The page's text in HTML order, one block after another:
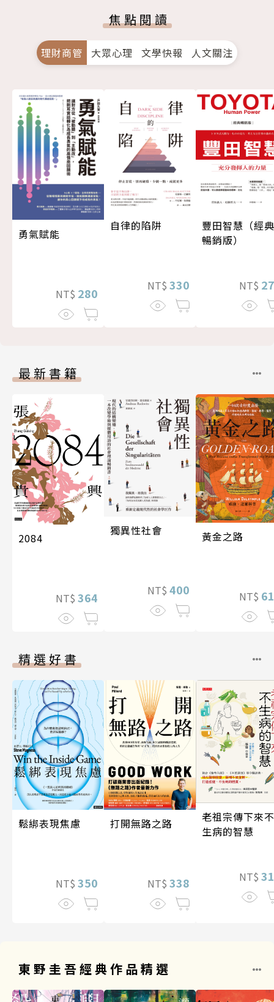
焦點閱讀
理財商管 大眾心理 文學快報 人文關注
勇氣賦能
NT$ 280
自律的陷阱
NT$ 330
豐田智慧（經典
暢銷版）
NT$
最新書籍
2084
NT$ 364
獨異性社會
NT$ 400
黃金之路
NT$
精選好書
鬆綁表現焦慮
NT$ 350
打開無路之路
NT$ 338
老祖宗傳下來不
生病的智慧
NT$
東野圭吾經典作品精選